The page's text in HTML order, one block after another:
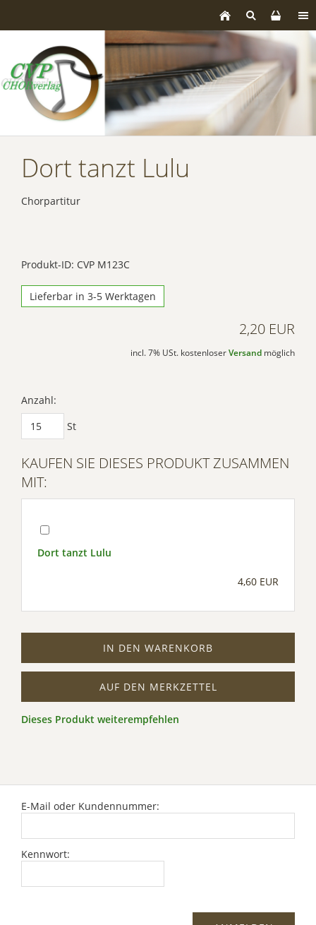
Dort tanzt Lulu
Chorpartitur
Produkt-ID: CVP M123C
Lieferbar in 3-5 Werktagen
2,20 EUR
incl. 7% USt. kostenloser Versand möglich
Anzahl:
St
KAUFEN SIE DIESES PRODUKT ZUSAMMEN
MIT:
Dort tanzt Lulu
4,60 EUR
IN DEN WARENKORB
AUF DEN MERKZETTEL
Dieses Produkt weiterempfehlen
E-Mail oder Kundennummer:
Kennwort: